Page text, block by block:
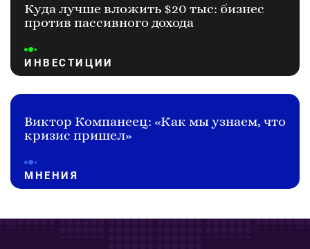
Куда лучше вложить $20 тыс: бизнес
против пассивного дохода
ИНВЕСТИЦИИ
Виктор Компанеец: «Как мы узнаем, что
кризис пришел»
МНЕНИЯ